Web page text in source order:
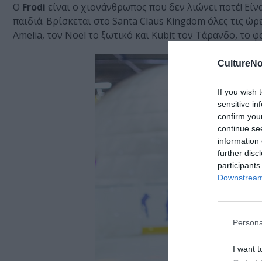
If you wish
sensitive
confirm
continue
information
further
I want
Ο Frodi είναι ο χιονάνθρωπος που δεν λιώνει ποτέ!
παιδιά. Βρίσκεται στο Santa Claus Kingdom όλες τις
Amelia, τον Noel το ξωτικό και Kubit τον Τάρανδο, το